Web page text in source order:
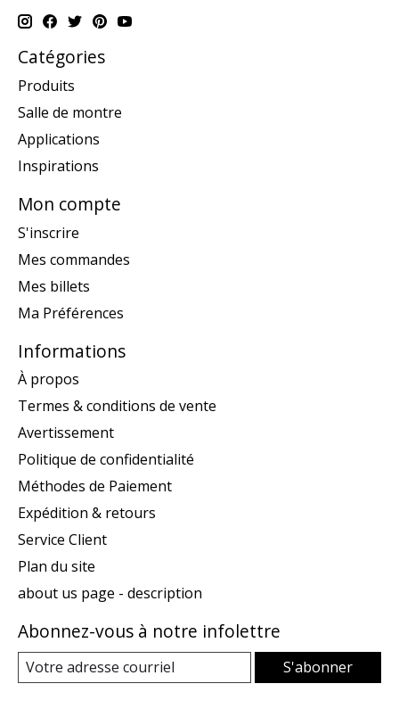
Catégories
Produits
Salle de montre
Applications
Inspirations
Mon compte
S'inscrire
Mes commandes
Mes billets
Ma Préférences
Informations
À propos
Termes & conditions de vente
Avertissement
Politique de confidentialité
Méthodes de Paiement
Expédition & retours
Service Client
Plan du site
about us page - description
Abonnez-vous à notre infolettre
S'abonner